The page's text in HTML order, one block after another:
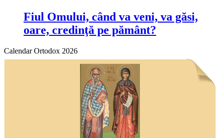
Fiul Omului, când va veni, va găsi,
oare, cre­dinţă pe pământ?
Calendar Ortodox 2026